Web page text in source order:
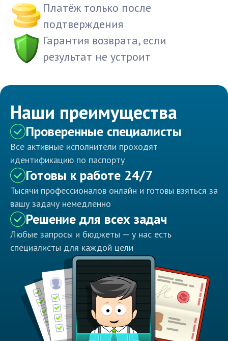
Платёж только после
подтверждения
Гарантия возврата, если
результат не устроит
Наши преимущества
Проверенные специалисты
Все активные исполнители проходят
идентификацию по паспорту
Готовы к работе 24/7
Тысячи профессионалов онлайн и готовы взяться за
вашу задачу немедленно
Решение для всех задач
Любые запросы и бюджеты — у нас есть
специалисты для каждой цели